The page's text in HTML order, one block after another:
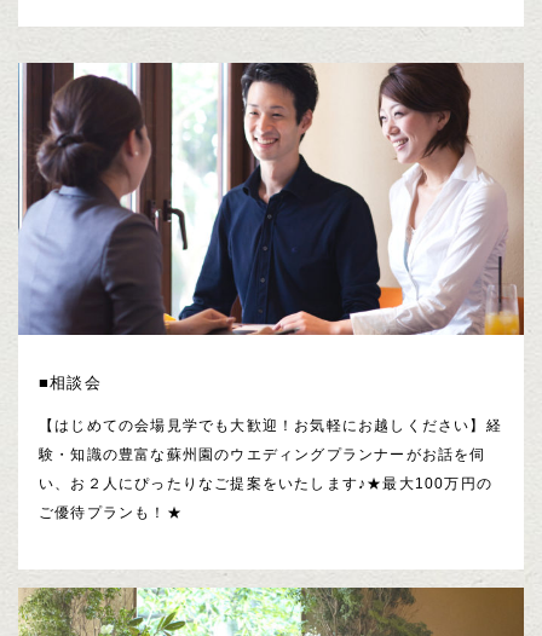
■相談会
【はじめての会場見学でも大歓迎！お気軽にお越しください】経
験・知識の豊富な蘇州園のウエディングプランナーがお話を伺
い、お２人にぴったりなご提案をいたします♪★最大100万円の
ご優待プランも！★